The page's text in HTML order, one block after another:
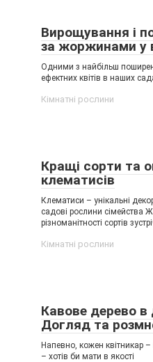
Вирощування і
за жоржинами у
Одними з найбільш
ефектних квітів в наших
Кімнатні рослини
Кращі сорти та
клематисів
Клематиси – унікальні
садові рослини сімейства
різноманітності сортів
Кімнатні рослини
Кавове дерево
Догляд та
Напевно, кожен квітникар –
– хотів би мати в якості